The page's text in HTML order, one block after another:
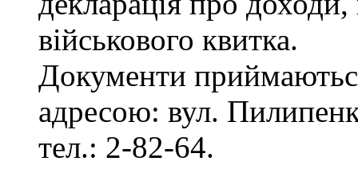
військового квитка.
Документи
адресою: вул.
тел.: 2-82-64.